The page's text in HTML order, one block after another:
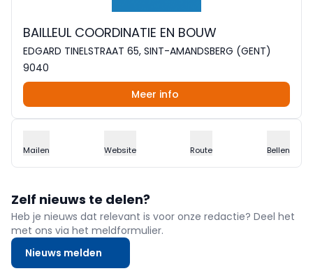
BAILLEUL COORDINATIE EN BOUW
EDGARD TINELSTRAAT 65, SINT-AMANDSBERG (GENT)
9040
Meer info
Mailen Website Route Bellen
Zelf nieuws te delen?
Heb je nieuws dat relevant is voor onze redactie? Deel het
met ons via het meldformulier.
Nieuws melden